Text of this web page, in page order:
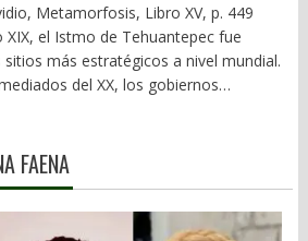
Metamorfosis, Libro XV, p. 449
XIX, el Istmo de Tehuantepec fue
más estratégicos a nivel mundial.
del XX, los gobiernos
una serie de proyectos, todos
Omega, Plan Puebla-Panamá y
a la carga, considerándolo uno de
Sobre la vieja vía inaugurada
FAENA